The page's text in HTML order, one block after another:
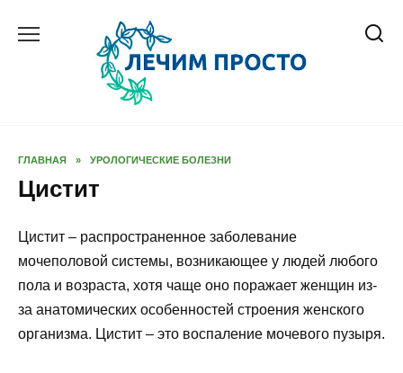
ГЛАВНАЯ » УРОЛОГИЧЕСКИЕ БОЛЕЗНИ
Цистит
Цистит – распространенное заболевание
мочеполовой системы, возникающее у людей любого
пола и возраста, хотя чаще оно поражает женщин из-
за анатомических особенностей строения женского
организма. Цистит – это воспаление мочевого пузыря.